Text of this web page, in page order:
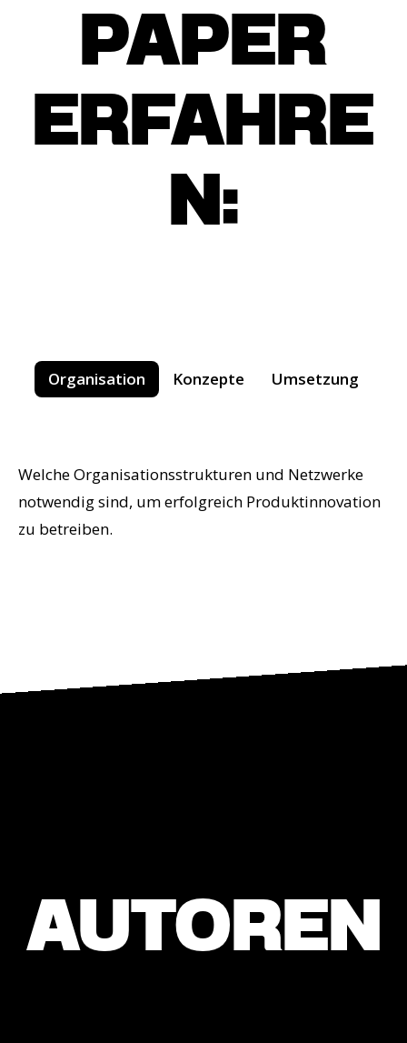
PAPER
ERFAHRE
N:
Organisation Konzepte Umsetzung
Welche Organisationsstrukturen und Netzwerke
notwendig sind, um erfolgreich Produktinnovation
zu betreiben.
AUTOREN